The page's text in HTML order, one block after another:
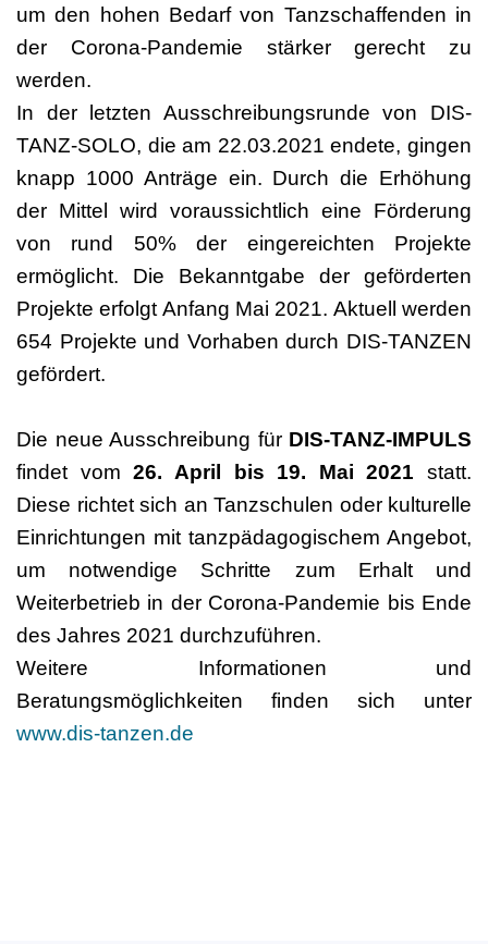
um den hohen Bedarf von Tanzschaffenden in
der Corona-Pandemie stärker gerecht zu
werden.
In der letzten Ausschreibungsrunde von DIS-
TANZ-SOLO, die am 22.03.2021 endete, gingen
knapp 1000 Anträge ein. Durch die Erhöhung
der Mittel wird voraussichtlich eine Förderung
von rund 50% der eingereichten Projekte
ermöglicht. Die Bekanntgabe der geförderten
Projekte erfolgt Anfang Mai 2021. Aktuell werden
654 Projekte und Vorhaben durch DIS-TANZEN
gefördert.
Die neue Ausschreibung für DIS-TANZ-IMPULS
findet vom26. April bis 19. Mai 2021 statt.
Diese richtet sich an Tanzschulen oder kulturelle
Einrichtungen mit tanzpädagogischem Angebot,
um notwendige Schritte zum Erhalt und
Weiterbetrieb in der Corona-Pandemie bis Ende
des Jahres 2021 durchzuführen.
Weitere Informationen und
Beratungsmöglichkeiten finden sich unter
www.dis-tanzen.de